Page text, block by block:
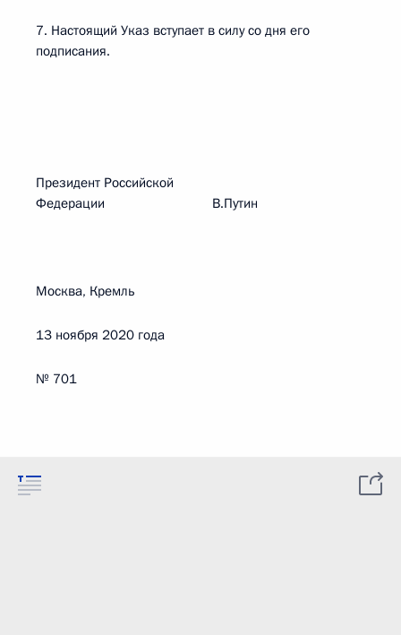
7. Настоящий Указ вступает в силу со дня его
подписания.
Президент Российской
Федерации В.Путин
Москва, Кремль
13 ноября 2020 года
№ 701